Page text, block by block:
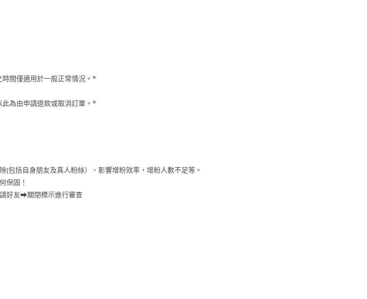
間僅適用於一般正常情況。*
為由申請退款或取消訂單。*
包括自身朋友及真人粉絲）、影響增粉效率，增粉人數不足等。
保固！
好友⮕關閉標示進行審查